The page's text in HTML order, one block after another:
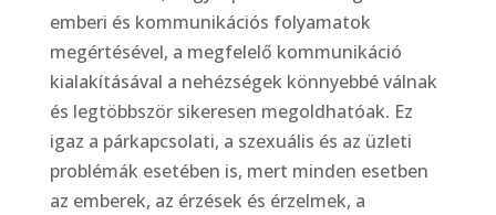
emberi és kommunikációs folyamatok
megértésével, a megfelelő kommunikáció
kialakításával a nehézségek könnyebbé válnak
és legtöbbször sikeresen megoldhatóak. Ez
igaz a párkapcsolati, a szexuális és az üzleti
problémák esetében is, mert minden esetben
az emberek, az érzések és érzelmek, a